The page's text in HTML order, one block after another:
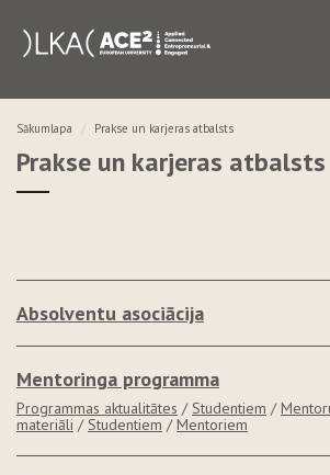
Sākumlapa Prakse un karjeras atbalsts
Prakse un karjeras atbalsts
Absolventu asociācija
Mentoringa programma
Programmas aktualitātes /Studentiem /
materiāli /Studentiem /Mentoriem